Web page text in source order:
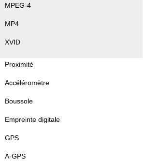
MPEG-4
MP4
XVID
Proximité
Accéléromètre
Boussole
Empreinte digitale
GPS
A-GPS